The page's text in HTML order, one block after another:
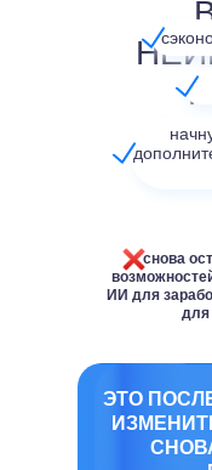
снова
ИИ для
для
ЭТО